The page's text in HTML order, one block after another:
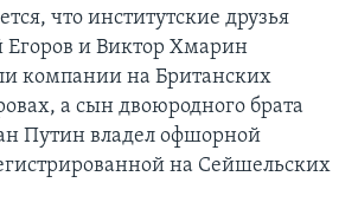
что институтские друзья
и Виктор Хмарин
компании на Британских
а сын двоюродного брата
Путин владел офшорной
на Сейшельских